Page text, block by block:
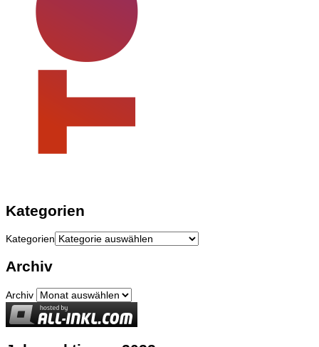
Kategorien
Kategorien
Archiv
Archiv